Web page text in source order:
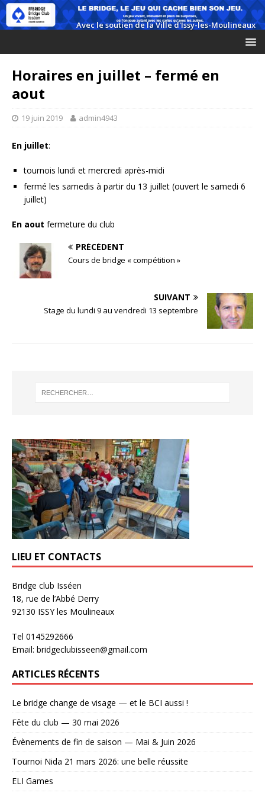
Horaires en juillet – fermé en
aout
19 juin 2019 admin4943
En juillet:
tournois lundi et mercredi après-midi
fermé les samedis à partir du 13 juillet (ouvert le samedi 6
juillet)
En aout fermeture du club
PRÉCÉDENT
Cours de bridge « compétition »
SUIVANT
Stage du lundi 9 au vendredi 13 septembre
LIEU ET CONTACTS
Bridge club Isséen
18, rue de l’Abbé Derry
92130 ISSY les Moulineaux
Tel 0145292666
Email: bridgeclubisseen@gmail.com
ARTICLES RÉCENTS
Le bridge change de visage — et le BCI aussi !
Fête du club — 30 mai 2026
Évènements de fin de saison — Mai & Juin 2026
Tournoi Nida 21 mars 2026: une belle réussite
ELI Games